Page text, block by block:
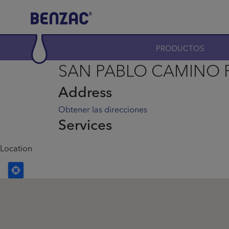
Main navigation PRODUCTOS
SAN PABLO CAMINO
Address
Obtener las direcciones
Services
Location